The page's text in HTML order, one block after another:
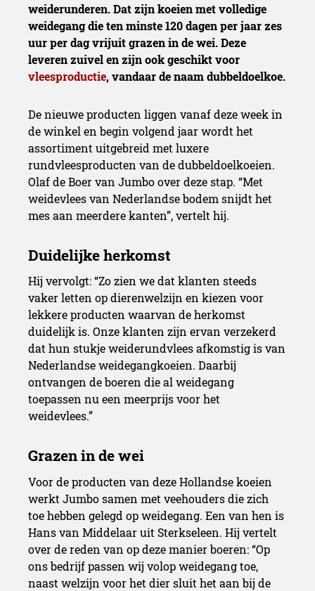
weiderunderen. Dat zijn koeien met volledige
weidegang die ten minste 120 dagen per jaar zes
uur per dag vrijuit grazen in de wei. Deze
leveren zuivel en zijn ook geschikt voor
vleesproductie, vandaar de naam dubbeldoelkoe.
De nieuwe producten liggen vanaf deze week in
de winkel en begin volgend jaar wordt het
assortiment uitgebreid met luxere
rundvleesproducten van de dubbeldoelkoeien.
Olaf de Boer van Jumbo over deze stap. “Met
weidevlees van Nederlandse bodem snijdt het
mes aan meerdere kanten”, vertelt hij.
Hij vervolgt: “Zo zien we dat klanten steeds
vaker letten op dierenwelzijn en kiezen voor
lekkere producten waarvan de herkomst
duidelijk is. Onze klanten zijn ervan verzekerd
dat hun stukje weiderundvlees afkomstig is van
Nederlandse weidegangkoeien. Daarbij
ontvangen de boeren die al weidegang
toepassen nu een meerprijs voor het
weidevlees.”
Voor de producten van deze Hollandse koeien
werkt Jumbo samen met veehouders die zich
toe hebben gelegd op weidegang. Een van hen is
Hans van Middelaar uit Sterkseleen. Hij vertelt
over de reden van op deze manier boeren: “Op
ons bedrijf passen wij volop weidegang toe,
naast welzijn voor het dier sluit het aan bij de